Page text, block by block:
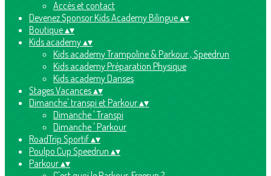
Accès et contact
Devenez Sponsor Kids Academy Bilingue▴▾
Boutique▴▾
Kids academy▴▾
Kids academy Trampoline & Parkour , Speedrun
Kids academy Préparation Physique
Kids academy Danses
Stages Vacances▴▾
Dimanche' transpi et Parkour▴▾
Dimanche ' Transpi
Dimanche ' Parkour
RoadTrip Sportif▴▾
Poulpo Cup Speedrun ▴▾
Parkour▴▾